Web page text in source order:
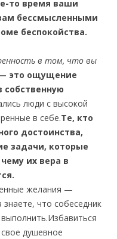
то время ваши
бессмысленными
беспокойства.
в том, что вы
это ощущение
собственную
люди с высокой
в себе.Те, кто
достоинства,
задачи, которые
их вера в
желания —
что собеседник
душевное